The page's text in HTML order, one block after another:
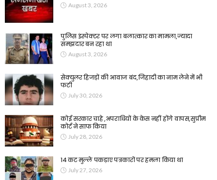
August 3, 2026
पुलिस इंस्पेक्टर पर लगा बलात्कार का मामला,ज्यादा
समझदार बन रहा था
August 3, 2026
सेक्युलर हिजड़ों की आवाज बंद,जिहादी का नाम लेने में भी
फटी
July 30, 2026
कोई सरकार चाहे ,अपराधियों के केस नहीं होंगे वापस,सुप्रीम
कोर्ट ने साफ किया
July 28, 2026
14 कट मुल्ले पकड़ाए पत्रकारों पर हमला किया था
July 27, 2026